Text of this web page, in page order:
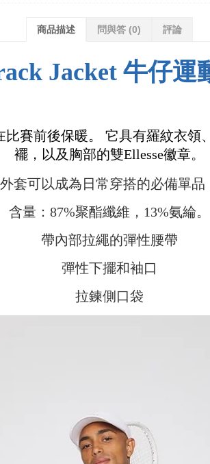
商品描述 問與答 (0) 評論